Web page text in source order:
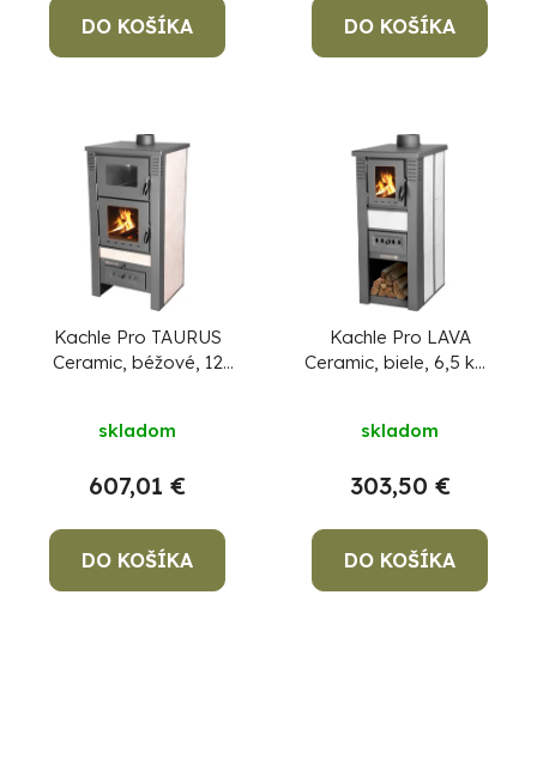
DO KOŠÍKA DO KOŠÍKA
Kachle Pro TAURUS
Ceramic, béžové, 12
zdarma + pevný
hodnotenie
je
5,0
z
5
skladom
607,01 €
DO KOŠÍKA
Kachle Pro LAVA
Ceramic, biele, 6,5 kW,
skladom
303,50 €
DO KOŠÍKA